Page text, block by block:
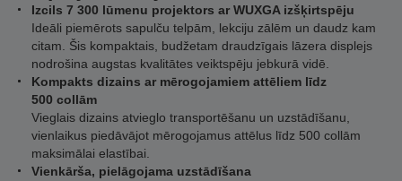
Izcils 7 300 lūmenu projektors ar WUXGA izšķirtspēju
Ideāli piemērots sapulču telpām, lekciju zālēm un daudz kam
citam. Šis kompaktais, budžetam draudzīgais lāzera displejs
nodrošina augstas kvalitātes veiktspēju jebkurā vidē.
Kompakts dizains ar mērogojamiem attēliem līdz
500 collām
Vieglais dizains atvieglo transportēšanu un uzstādīšanu,
vienlaikus piedāvājot mērogojamus attēlus līdz 500 collām
maksimālai elastībai.
Vienkārša, pielāgojama uzstādīšana